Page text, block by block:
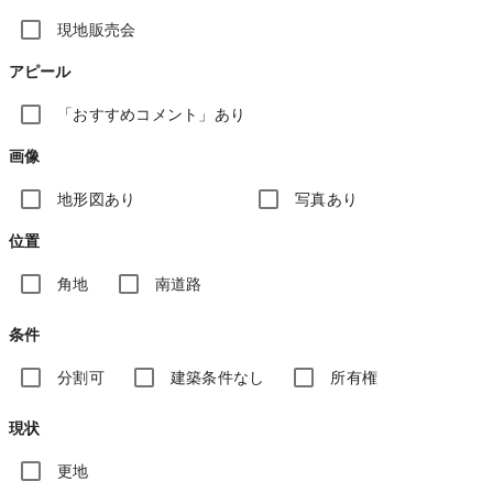
現地販売会
アピール
「おすすめコメント」あり
画像
地形図あり 写真あり
位置
角地 南道路
条件
分割可 建築条件なし 所有権
現状
更地